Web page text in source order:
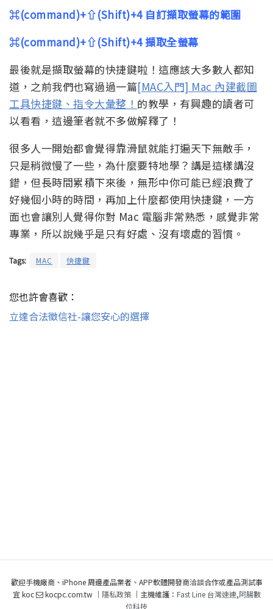
⌘(command)+⇧(Shift)+4 自訂擷取螢幕的範圍
⌘(command)+⇧(Shift)+4 擷取全螢幕
最後就是擷取螢幕的快捷鍵啦！這應該大多數人都知
道，之前我們也寫過過一篇[MAC入門] Mac 內建截圖
工具快捷鍵、指令大彙整！ 的教學，有興趣的讀者可
以看看，這邊筆者就不多做解釋了！
很多人一開始都會覺得靠滑鼠就能打遍天下無敵手，
只是稍微慢了一些，為什麼要特地學？講是這樣講沒
錯，但長時間累積下來後，無形中你可能已經浪費了
好幾個小時的時間，再加上什麼都使用快捷鍵，一方
面也會讓別人覺得你對 Mac 電腦非常熟悉，感覺非常
專業，所以說幾乎是只有好處、沒有壞處的習慣。
Tags: MAC 快捷鍵
您也許會喜歡：
立達合法徵信社-讓您安心的選擇
歡迎手機廠商、iPhone 周邊產品業者、APP軟體開發商洽談合作或產品測試事
宜 koc
kocpc.com.tw ｜ 隱私政策｜主機維護： Fast Line 台灣速連,阿腸數
位科技